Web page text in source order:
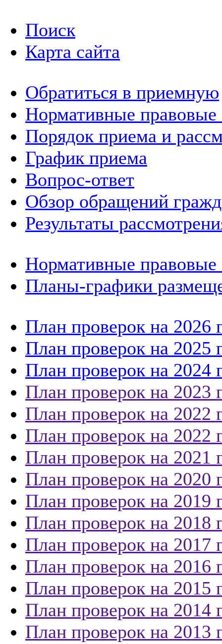
Поиск
Карта сайта
Обратиться в приемную
Нормативные правовые
Порядок приема и
График приема
Вопрос-ответ
Обзор обращений
Результаты
Нормативные
Планы-графики
План проверок на 2026
План проверок на 2025
План проверок на 2024
План проверок на 2023
План проверок на 2022
План проверок на 2022
План проверок на 2021
План проверок на 2020
План проверок на 2019
План проверок на 2018
План проверок на 2017
План проверок на 2016
План проверок на 2015
План проверок на 2014
План проверок на 2013